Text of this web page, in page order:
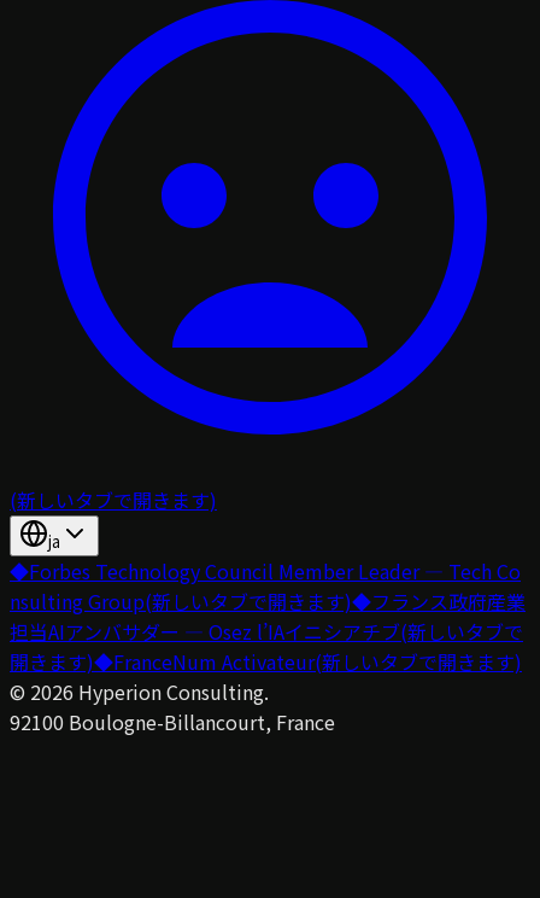
(新しいタブで開きます)
ja
◆Forbes Technology Council Member Leader — Tech Co
nsulting Group(新しいタブで開きます)◆フランス政府産業
担当AIアンバサダー — Osez l’IAイニシアチブ(新しいタブで
開きます)◆FranceNum Activateur(新しいタブで開きます)
© 2026 Hyperion Consulting.
92100 Boulogne-Billancourt, France